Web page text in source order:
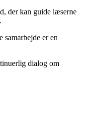
der kan guide læserne
samarbejde er en
dialog om